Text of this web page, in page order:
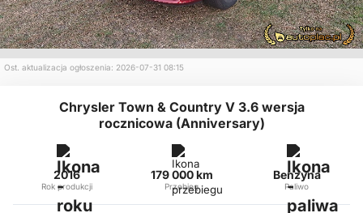
Ost. aktualizacja ogłoszenia: 2026-07-31 08:15
Chrysler Town & Country V 3.6 wersja
rocznicowa (Anniversary)
2016
Rok produkcji
179 000 km
Przebieg
Benzyna
Paliwo